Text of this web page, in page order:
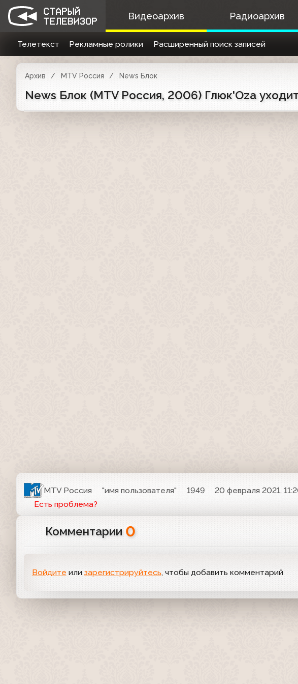
Видеоархив Радиоархив
Телетекст Рекламные ролики Расширенный поиск записей
Архив MTV Россия News Блок
News Блок (MTV Россия, 2006) Глюк'Oza
MTV Россия "имя пользователя" 1949
20 февраля 2021,
Есть проблема?
Комментарии 0
Войдите или зарегистрируйтесь, чтобы добавить комментарий